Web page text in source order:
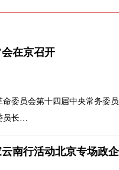
在京召开
命委员会第十四届中央常务委
员长…
南行活动北京专场政